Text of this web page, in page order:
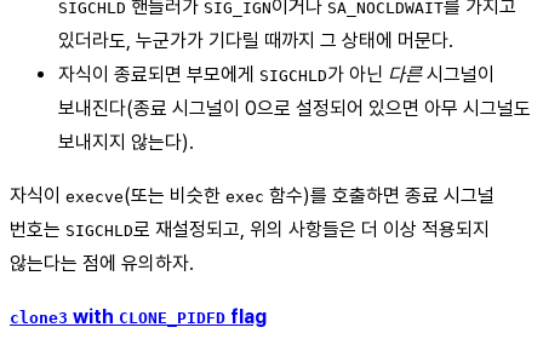
SIGCHLD 핸들러가 SIG_IGN이거나 SA_NOCLDWAIT를 가지고
있더라도, 누군가가 기다릴 때까지 그 상태에 머문다.
자식이 종료되면 부모에게 SIGCHLD가 아닌 다른시그널이
보내진다(종료 시그널이 0으로 설정되어 있으면 아무 시그널도
보내지지 않는다).
자식이 execve(또는 비슷한 exec 함수)를 호출하면 종료 시그널
번호는 SIGCHLD로 재설정되고, 위의 사항들은 더 이상 적용되지
않는다는 점에 유의하자.
clone3 with CLONE_PIDFD flag